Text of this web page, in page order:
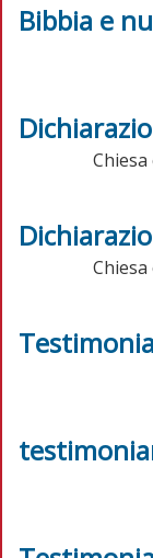
Bibbia e